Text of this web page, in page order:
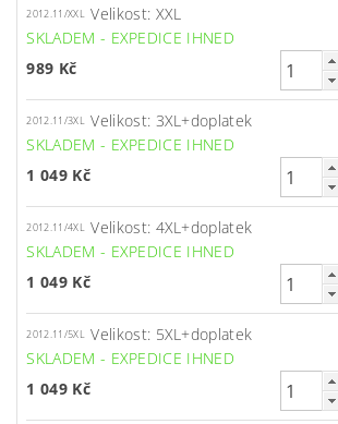
2012.11/XXL Velikost: XXL
SKLADEM - EXPEDICE IHNED
989 Kč
2012.11/3XL Velikost: 3XL+doplatek
SKLADEM - EXPEDICE IHNED
1 049 Kč
2012.11/4XL Velikost: 4XL+doplatek
SKLADEM - EXPEDICE IHNED
1 049 Kč
2012.11/5XL Velikost: 5XL+doplatek
SKLADEM - EXPEDICE IHNED
1 049 Kč